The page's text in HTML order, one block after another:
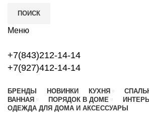
ПОИСК
Меню
+7(843)212-14-14
+7(927)412-14-14
БРЕНДЫ НОВИНКИ КУХНЯ
ВАННАЯ
ПОРЯДОК В ДОМЕ
ОДЕЖДА ДЛЯ ДОМА И АКСЕССУАРЫ